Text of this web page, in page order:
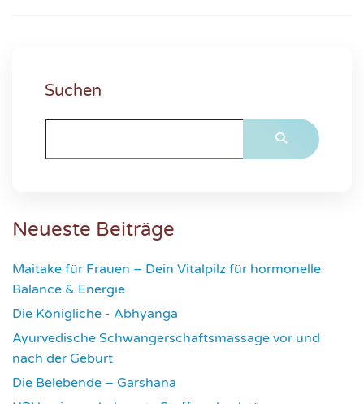
Suchen
Neueste Beiträge
Maitake für Frauen – Dein Vitalpilz für hormonelle
Balance & Energie
Die Königliche - Abhyanga
Ayurvedische Schwangerschaftsmassage vor und
nach der Geburt
Die Belebende – Garshana